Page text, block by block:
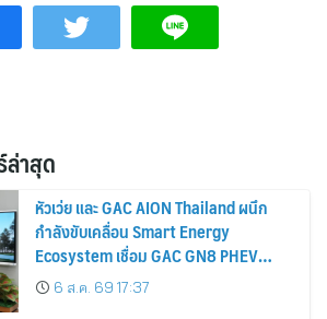
าสุด
หัวเว่ย และ GAC AION Thailand ผนึก
กำลังขับเคลื่อน Smart Energy
Ecosystem เชื่อม GAC GN8 PHEV
รถยนต์ MPV ระดับพรีเมียม เข้ากับ
พลังงานแสงอาทิตย์ภายในบ้าน
6 ส.ค. 69 17:37